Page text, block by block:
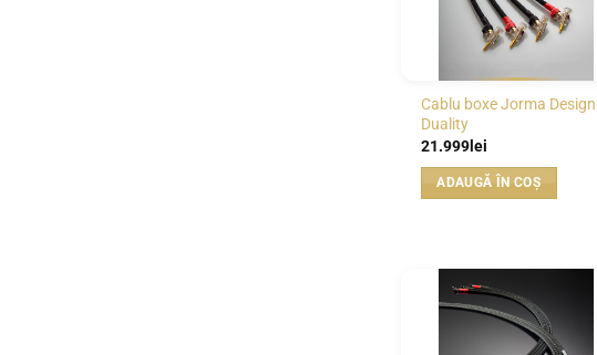
Cablu boxe Jorma Design
Duality
21.999lei
ADAUGĂ ÎN COȘ
WISHLIST